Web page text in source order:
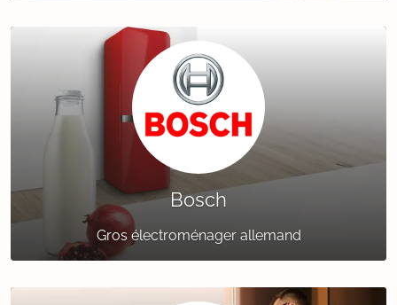
Bosch
Gros électroménager allemand